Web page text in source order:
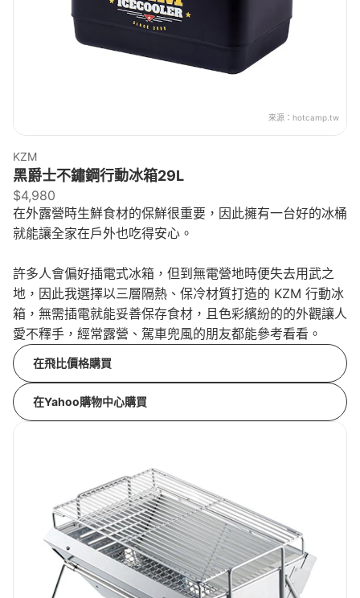
來源： hotcamp.tw
KZM
黑爵士不鏽鋼行動冰箱29L
$4,980
在外露營時生鮮食材的保鮮很重要，因此擁有一台好的冰桶
就能讓全家在戶外也吃得安心。
許多人會偏好插電式冰箱，但到無電營地時便失去用武之
地，因此我選擇以三層隔熱、保冷材質打造的 KZM 行動冰
箱，無需插電就能妥善保存食材，且色彩繽紛的的外觀讓人
愛不釋手，經常露營、駕車兜風的朋友都能參考看看。
在飛比價格購買
在Yahoo購物中心購買